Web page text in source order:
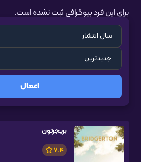
برای این فرد بیوگرافی ثبت نشده است.
اعمال
بریجرتون
7.4